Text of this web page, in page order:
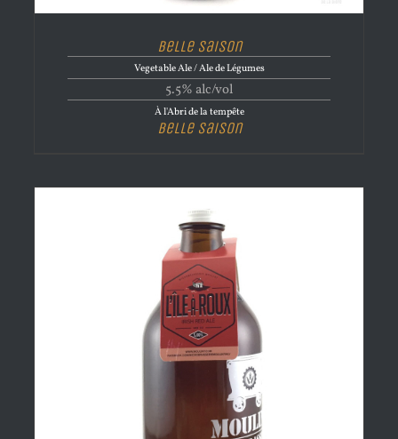
Belle Saison
Vegetable Ale / Ale de Légumes
5.5% alc/vol
À l'Abri de la tempête
Belle Saison